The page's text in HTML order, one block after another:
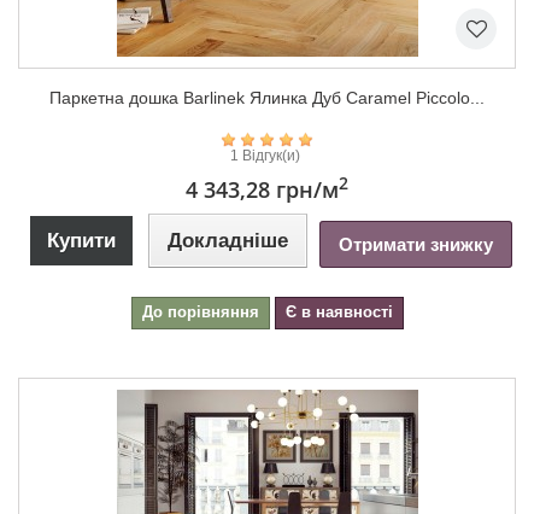
Паркетна дошка Barlinek Ялинка Дуб Caramel Piccolo...
1 Відгук(и)
4 343,28 грн/м2
Купити Докладніше Отримати знижку
До порівняння Є в наявності